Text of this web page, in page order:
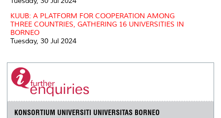
KUUB: A PLATFORM FOR COOPERATION AMONG
THREE COUNTRIES, GATHERING 16 UNIVERSITIES IN
BORNEO
Tuesday, 30 Jul 2024
KONSORTIUM UNIVERSITI UNIVERSITAS BORNEO